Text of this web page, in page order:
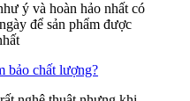
ý và hoàn hảo nhất có
để sản phẩm được
bảo chất lượng?